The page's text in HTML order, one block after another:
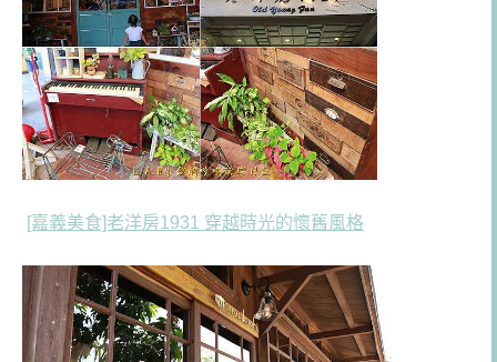
[嘉義美食]老洋房1931 穿越時光的懷舊風格